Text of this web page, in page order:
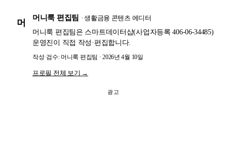
머
머니룩 편집팀 · 생활금융 콘텐츠 에디터
머니룩 편집팀은 스마트데이터샵(사업자등록 406-06-34485)
운영진이 직접 작성·편집합니다.
작성·검수: 머니룩 편집팀 · 2026년 4월 10일
프로필 전체 보기 →
광고